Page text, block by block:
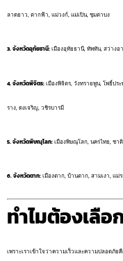
ลาดยาว, ตากฟ้า, แม่วงก์, แม่เปิน, ชุมตาบง
3. จังหวัดอุทัยธานี:เมืองอุทัยธานี, ทัพทัน, สว่าง
4. จังหวัดพิจิตร:เมืองพิจิตร, วังทรายพูน, โพธิ์ปร
ราง, ดงเจริญ, วชิรบารมี
5. จังหวัดพิษณุโลก:เมืองพิษณุโลก, นครไทย, ชา
6. จังหวัดตาก:เมืองตาก, บ้านตาก, สามเงา, แม่
ทำไมต้องเลือ
เพราะเราเข้าใจว่าความเร็วและความปลอดภั